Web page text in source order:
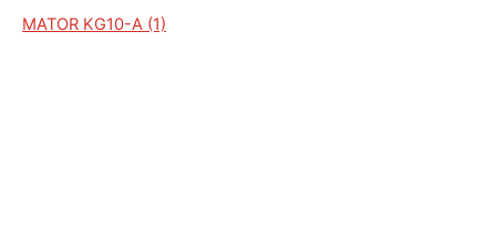
MATOR KG10-A (1)